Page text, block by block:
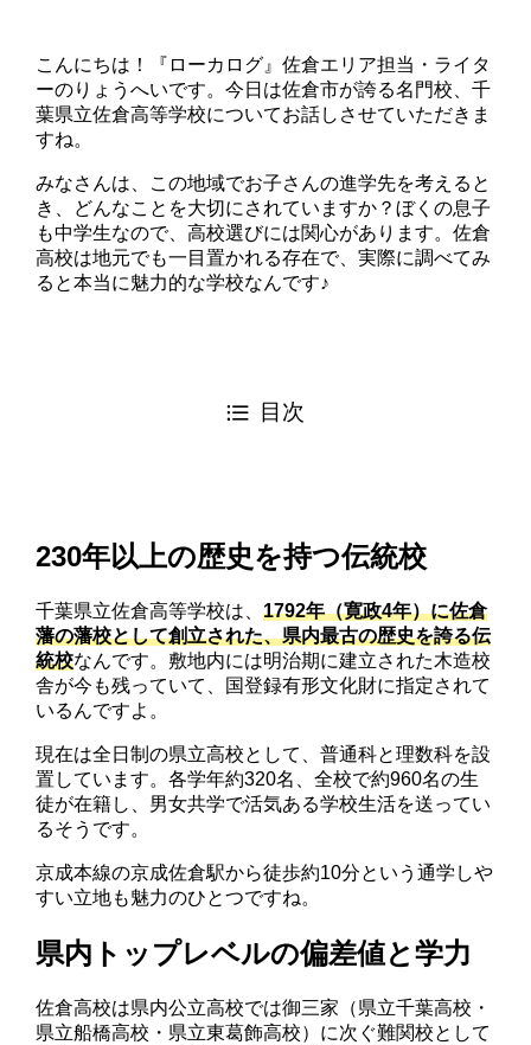
こんにちは！『ローカログ』佐倉エリア担当・ライタ
ーのりょうへいです。今日は佐倉市が誇る名門校、千
葉県立佐倉高等学校についてお話しさせていただきま
すね。
みなさんは、この地域でお子さんの進学先を考えると
き、どんなことを大切にされていますか？ぼくの息子
も中学生なので、高校選びには関心があります。佐倉
高校は地元でも一目置かれる存在で、実際に調べてみ
ると本当に魅力的な学校なんです♪
目次
230年以上の歴史を持つ伝統校
千葉県立佐倉高等学校は、1792年（寛政4年）に佐倉
藩の藩校として創立された、県内最古の歴史を誇る伝
統校なんです。敷地内には明治期に建立された木造校
舎が今も残っていて、国登録有形文化財に指定されて
いるんですよ。
現在は全日制の県立高校として、普通科と理数科を設
置しています。各学年約320名、全校で約960名の生
徒が在籍し、男女共学で活気ある学校生活を送ってい
るそうです。
京成本線の京成佐倉駅から徒歩約10分という通学しや
すい立地も魅力のひとつですね。
県内トップレベルの偏差値と学力
佐倉高校は県内公立高校では御三家（県立千葉高校・
県立船橋高校・県立東葛飾高校）に次ぐ難関校として